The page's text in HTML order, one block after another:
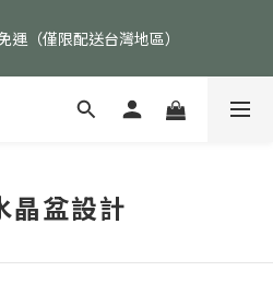
除外）
運（僅限配送台灣地區）
88折（礦標｜高品水晶｜客製化商
晶盆設計